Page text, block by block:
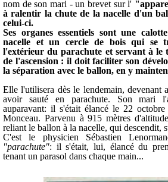
nom de son mari - un brevet sur l'
à ralentir la chute de la nacelle d'un
celui-ci.
Ses organes essentiels sont une
nacelle et un cercle de bois qui se
l'extérieur du parachute et servant à
de l'ascension : il doit faciliter son
la séparation avec le ballon, en y
Elle l'utilisera dès le lendemain, devenant
avoir sauté en parachute. Son mari
auparavant: il s'était élancé le 22
Monceau. Parvenu à 915 mètres
reliant le ballon à la nacelle, qui descendit,
C'est le physicien Sébastien
"parachute": il s'était, lui, élancé du
tenant un parasol dans chaque main...